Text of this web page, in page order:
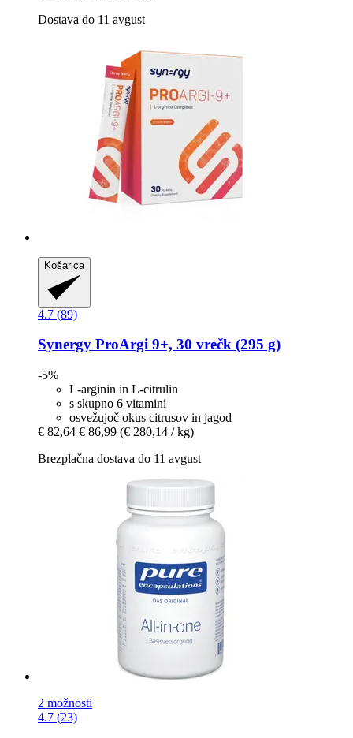
Dostava do 11 avgust
Košarica
4.7 (89)
Synergy ProArgi 9+, 30 vrečk (295 g)
-5%
L-arginin in L-citrulin
s skupno 6 vitamini
osvežujoč okus citrusov in jagod
€ 82,64 € 86,99 (€ 280,14 / kg)
Brezplačna dostava do 11 avgust
2 možnosti
4.7 (23)